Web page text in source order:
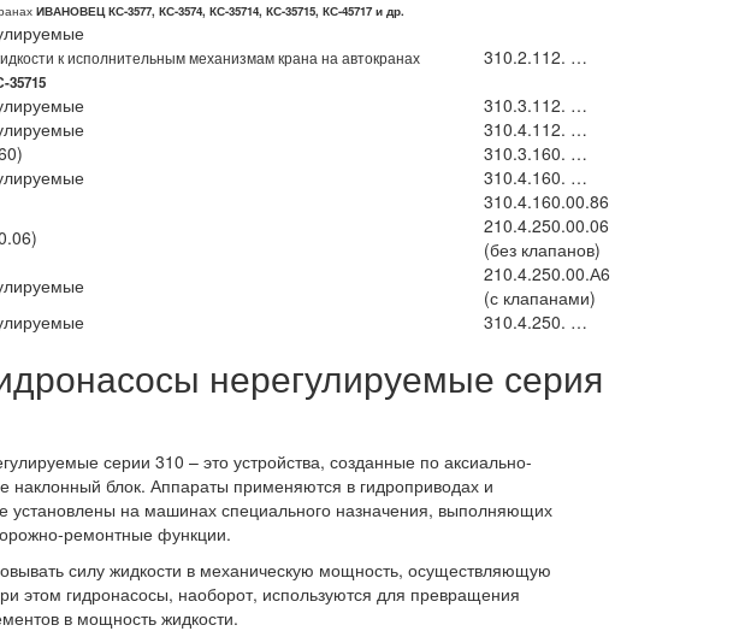
ИВАНОВЕЦ КС-3577, КС-3574, КС-35714, КС-35715, КС-45717 и др.
к исполнительным механизмам крана на автокранах
35715
310.2.112. …
310.3.112. …
310.4.112. …
310.3.160. …
310.4.160. …
310.4.160.00.86
210.4.250.00.06
(без клапанов)
210.4.250.00.А6
(с клапанами)
310.4.250. …
нерегулируемые серия
серии 310 – это устройства, созданные по аксиально-
блок. Аппараты применяются в гидроприводах и
установлены на машинах специального назначения, выполняющих
ремонтные функции.
силу жидкости в механическую мощность, осуществляющую
этом гидронасосы, наоборот, используются для превращения
в мощность жидкости.